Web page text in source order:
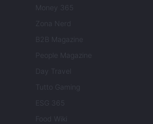
Money 365
Zona Nerd
B2B Magazine
People Magazine
Day Travel
Tutto Gaming
ESG 365
Food Wiki